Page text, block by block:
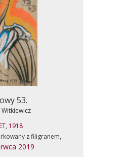
53.
Witkiewicz
1918
z filigranem,
2019